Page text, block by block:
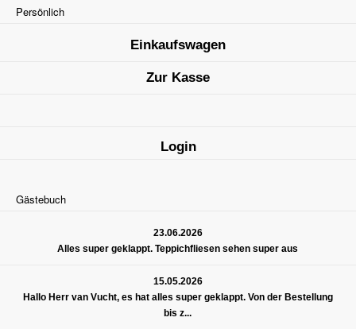
Persönlich
Einkaufswagen
Zur Kasse
Login
Gästebuch
23.06.2026
Alles super geklappt. Teppichfliesen sehen super aus
15.05.2026
Hallo Herr van Vucht, es hat alles super geklappt. Von der Bestellung
bis z...